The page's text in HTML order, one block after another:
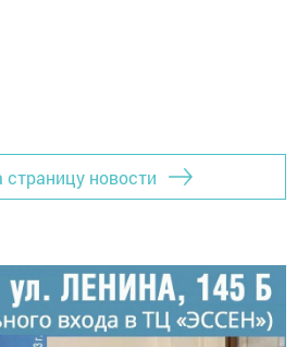
страницу новости